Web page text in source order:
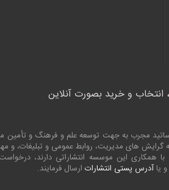
انتخاب و خرید بصورت آنلاین
اساتید مجرب به جهت توسعه علم و فرهنگ و
کلیه گرایش های مدیریت، روابط عمومی و تبلیغات،
با همکاری این موسسه انتشاراتی دارند،
و یا آدرس پستی انتشارات ارسال فرمایند.